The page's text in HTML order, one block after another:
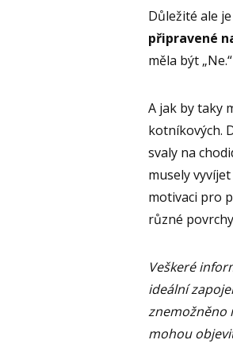
Důležité ale
připravené
měla být „Ne.“
A jak by taky
kotníkových.
svaly na
musely
motivaci pro
různé
Veškeré
ideální
znemožněno
mohou